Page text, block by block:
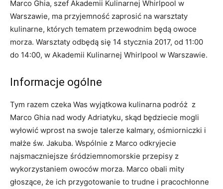
Marco Ghia, szef Akademii Kulinarnej Whirlpool w
Warszawie, ma przyjemność zaprosić na warsztaty
kulinarne, których tematem przewodnim będą owoce
morza. Warsztaty odbędą się 14 stycznia 2017, od 11:00
do 14:00, w Akademii Kulinarnej Whirlpool w Warszawie.
Informacje ogólne
Tym razem czeka Was wyjątkowa kulinarna podróż z
Marco Ghia nad wody Adriatyku, skąd będziecie mogli
wyłowić wprost na swoje talerze kalmary, ośmiorniczki i
małże św. Jakuba. Wspólnie z Marco odkryjecie
najsmaczniejsze śródziemnomorskie przepisy z
wykorzystaniem owoców morza. Marco obali mity
głoszące, że ich przygotowanie to trudne i pracochłonne